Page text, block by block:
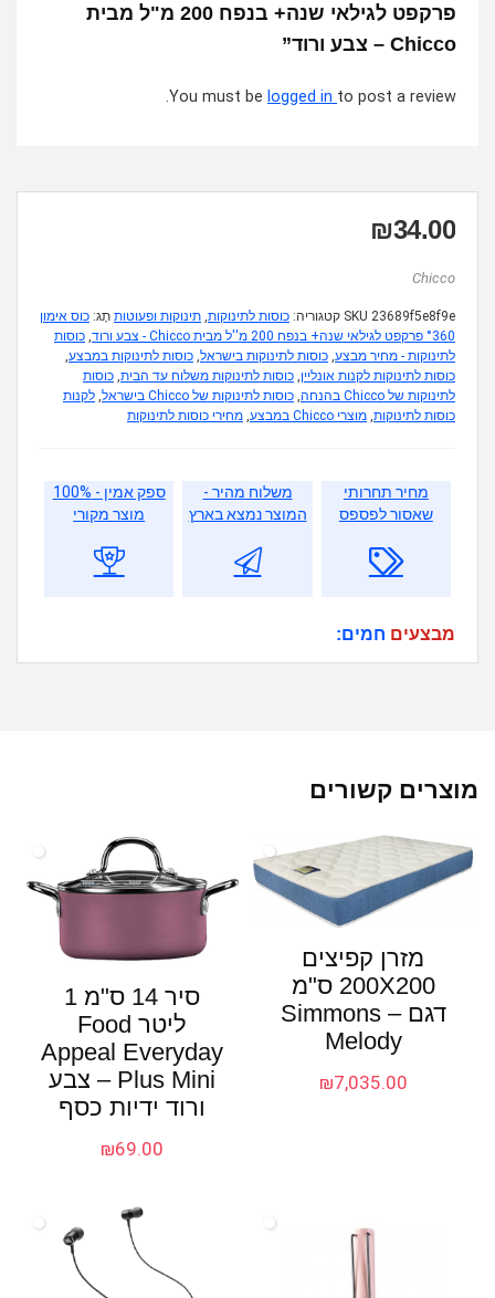
פרקפט לגילאי שנה+ בנפח 200 מ"ל מבית
Chicco – צבע ורוד”
You must be logged in to post a review.
₪34.00
Chicco
SKU 23689f5e8f9e קטגוריה: כוסות לתינוקות, תינוקות ופעוטות תָג: כוס אימון
°360 פרקפט לגילאי שנה+ בנפח 200 מ''ל מבית Chicco - צבע ורוד
, כוסות
לתינוקות - מחיר מבצע, כוסות לתינוקות בישראל, כוסות לתינוקות במבצע,
כוסות לתינוקות לקנות אונליין, כוסות לתינוקות משלוח עד הבית, כוסות
לתינוקות של Chicco בהנחה
, כוסות לתינוקות של Chicco בישראל , לקנות
כוסות לתינוקות, מוצרי Chicco במבצע , מחירי כוסות לתינוקות
מחיר תחרותי
שאסור לפספס
משלוח מהיר -
המוצר נמצא בארץ
ספק אמין - 100%
מוצר מקורי
מבצעים חמים:
מוצרים קשורים
מזרן קפיצים
200X200 ס"מ
דגם Simmons –
Melody
₪7,035.00
סיר 14 ס"מ 1
ליטר Food
Appeal Everyday
Plus Mini – צבע
ורוד ידיות כסף
₪69.00